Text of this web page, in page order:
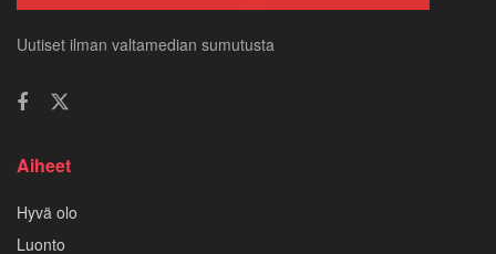
Uutiset ilman valtamedian sumutusta
Aiheet
Hyvä olo
Luonto